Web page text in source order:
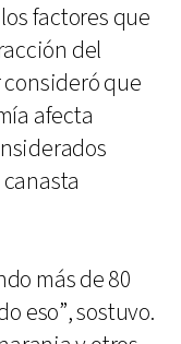
factores que
del
que
afecta
más de 80
eso”, sostuvo.